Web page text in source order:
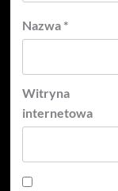
Nazwa *
Witryna
internetowa